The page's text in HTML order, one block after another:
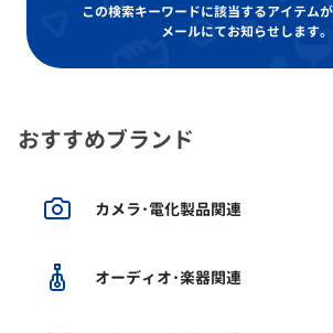
この検索キーワードに該当するアイテムが
メールにてお知らせします。
おすすめブランド
カメラ･電化製品関連
オーディオ･楽器関連